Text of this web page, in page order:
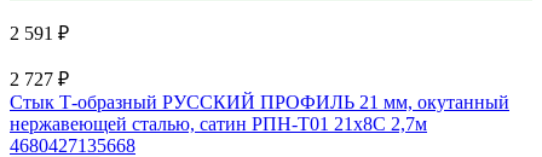
2 591 ₽
2 727 ₽
Стык Т-образный РУССКИЙ ПРОФИЛЬ 21 мм, окутанный
нержавеющей сталью, сатин РПН-Т01 21x8С 2,7м
4680427135668